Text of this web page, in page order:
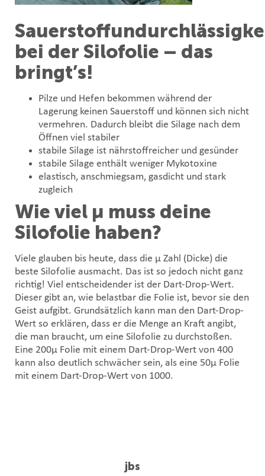
bei der Silofolie – das
bringt’s!
Pilze und Hefen bekommen während der
Lagerung keinen Sauerstoff und können sich nicht
vermehren. Dadurch bleibt die Silage nach dem
Öffnen viel stabiler
stabile Silage ist nährstoffreicher und gesünder
stabile Silage enthält weniger Mykotoxine
elastisch, anschmiegsam, gasdicht und stark
zugleich
Wie viel µ muss deine
Silofolie haben?
Viele glauben bis heute, dass die µ Zahl (Dicke) die
beste Silofolie ausmacht. Das ist so jedoch nicht ganz
richtig! Viel entscheidender ist der Dart-Drop-Wert.
Dieser gibt an, wie belastbar die Folie ist, bevor sie den
Geist aufgibt. Grundsätzlich kann man den Dart-Drop-
Wert so erklären, dass er die Menge an Kraft angibt,
die man braucht, um eine Silofolie zu durchstoßen.
Eine 200µ Folie mit einem Dart-Drop-Wert von 400
kann also deutlich schwächer sein, als eine 50µ Folie
mit einem Dart-Drop-Wert von 1000.
jbs